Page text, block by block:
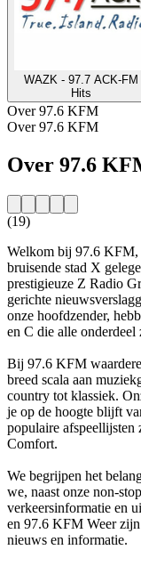
WAZK - 97.7 ACK-FM
Hits
Over 97.6 KFM
Over 97.6 KFM
Over 97.6
(19)
Welkom bij 97.6 KFM,
bruisende stad X
prestigieuze Z Radio
gerichte
onze hoofdzender,
en C die alle
Bij 97.6 KFM
breed scala aan
country tot klassiek.
je op de hoogte blijft
populaire
Comfort.
We begrijpen het
we, naast onze non-
verkeersinformatie en
en 97.6 KFM Weer
nieuws en informatie.